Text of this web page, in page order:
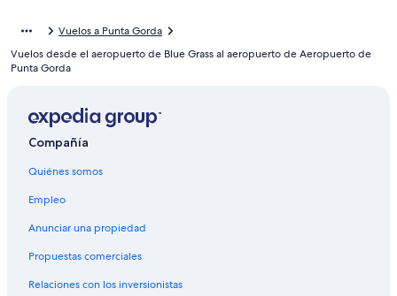
Vuelos de Harlingen (HRL) a Fort Myers (RSW)
Vuelos de Jacksonville (JAX) a Fort Myers (RSW)
Vuelos de Little Rock (LIT) a Fort Myers (RSW)
Vuelos de Laredo (LRD) a Fort Myers (RSW)
Vuelos de Kansas City (MCI) a Fort Myers (RSW)
Vuelos de Memphis (MEM) a Fort Myers (RSW)
Vuelos de Minneapolis (MSP) a Fort Myers (RSW)
Vuelos de Nueva Orleans (MSY) a Fort Myers (RSW)
Vuelos de Monterrey (MTY) a Fort Myers (RSW)
Vuelos a Punta Gorda
Vuelos desde el aeropuerto de Blue Grass al aeropuerto de Aeropuerto de
Punta Gorda
Compañía
Quiénes somos
Empleo
Anunciar una propiedad
Propuestas comerciales
Relaciones con los inversionistas